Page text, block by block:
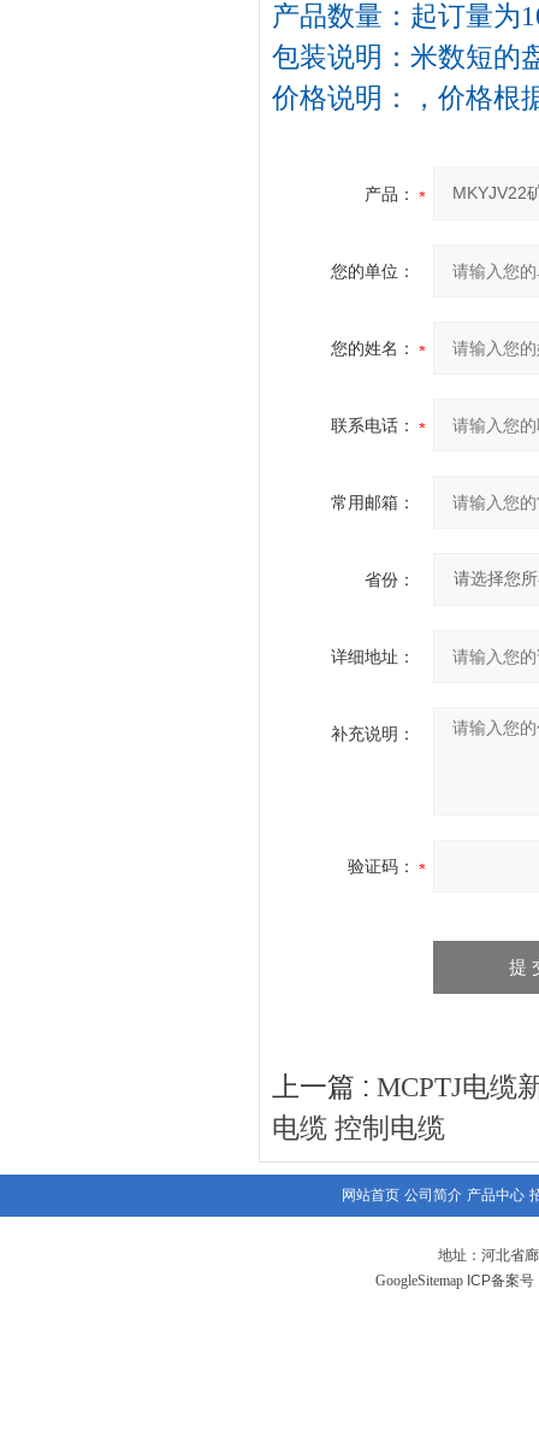
产品数量：起订量为
包装说明：米数短的
价格说明：，价格根
产品：
您的单位：
您的姓名：
联系电话：
常用邮箱：
省份：
详细地址：
补充说明：
验证码：
上一篇 : MCPTJ电缆
电缆 控制电缆
网站首页 公司简介 产品中心
地址：河北省
GoogleSitemap ICP备案号